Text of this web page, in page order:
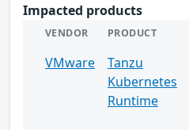
Impacted products
VENDOR PRODUCT
VMware
Tanzu
Kubernetes
Runtime